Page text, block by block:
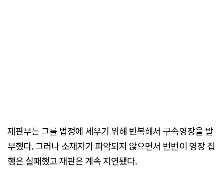
재판부는 그를 법정에 세우기 위해 반복해서 구속영장을 발
부했다. 그러나 소재지가 파악되지 않으면서 번번이 영장 집
행은 실패했고 재판은 계속 지연됐다.